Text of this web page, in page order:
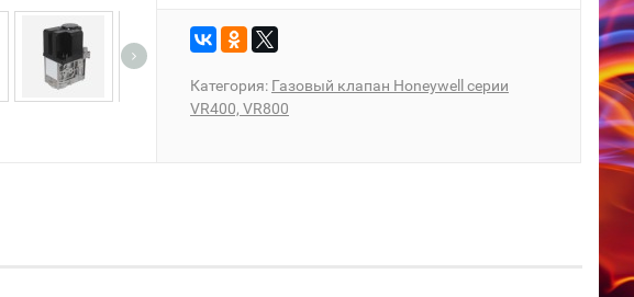
Категория: Газовый клапан Honeywell серии
VR400, VR800